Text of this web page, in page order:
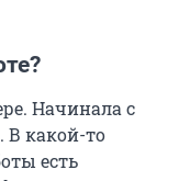
Начинала с
В какой-то
есть